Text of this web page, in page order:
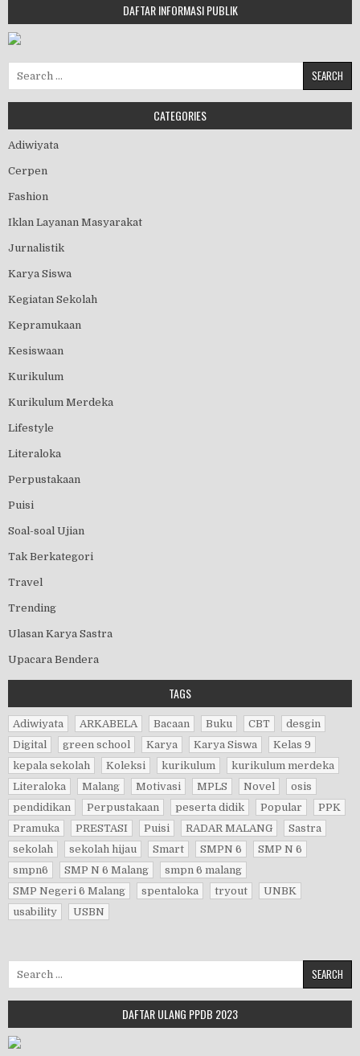
DAFTAR INFORMASI PUBLIK
CATEGORIES
Adiwiyata
Cerpen
Fashion
Iklan Layanan Masyarakat
Jurnalistik
Karya Siswa
Kegiatan Sekolah
Kepramukaan
Kesiswaan
Kurikulum
Kurikulum Merdeka
Lifestyle
Literaloka
Perpustakaan
Puisi
Soal-soal Ujian
Tak Berkategori
Travel
Trending
Ulasan Karya Sastra
Upacara Bendera
TAGS
Adiwiyata ARKABELA Bacaan Buku CBT
desgin
Digital
green school Karya Karya Siswa
Kelas 9
kepala sekolah
Koleksi kurikulum
kurikulum merdeka
Literaloka
Malang Motivasi MPLS Novel
osis
pendidikan
Perpustakaan peserta didik Popular
PPK
Pramuka
PRESTASI Puisi RADAR MALANG
Sastra
sekolah
sekolah hijau Smart SMPN 6
SMP N 6
smpn6
SMP N 6 Malang
smpn 6 malang
SMP Negeri 6 Malang
spentaloka tryout
UNBK
usability
USBN
DAFTAR ULANG PPDB 2023